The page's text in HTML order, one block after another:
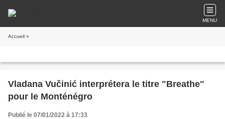
MENU
Accueil »
Vladana Vučinić interprétera le titre "Breathe"
pour le Monténégro
Publié le 07/01/2022 à 17:33